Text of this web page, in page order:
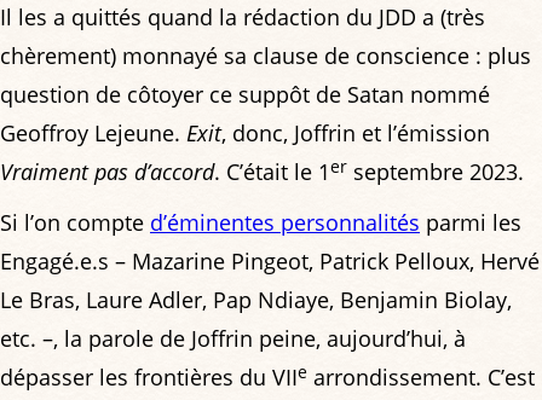
Il les a quittés quand la rédaction du JDD a (très
chèrement) monnayé sa clause de conscience : plus
question de côtoyer ce suppôt de Satan nommé
Geoffroy Lejeune. Exit, donc, Joffrin et l’émission
Vraiment pas d’accord. C’était le 1er septembre 2023.
Si l’on compte d’éminentes personnalités parmi les
Engagé.e.s – Mazarine Pingeot, Patrick Pelloux, Hervé
Le Bras, Laure Adler, Pap Ndiaye, Benjamin Biolay,
etc. –, la parole de Joffrin peine, aujourd’hui, à
dépasser les frontières du VIIe arrondissement. C’est